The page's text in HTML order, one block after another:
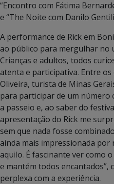
“Encontro com Fátima
e “The Noite com Danilo
A performance de Rick em
ao público para mergulhar no
Crianças e adultos, todos
atenta e participativa. Entre os
Oliveira, turista de Minas
para participar de um número
a passeio e, ao saber do
apresentação do Rick me
sem que nada fosse
ainda mais impressionada por
aquilo. É fascinante ver como
e mantém todos encantados”,
perplexa com a experiência.